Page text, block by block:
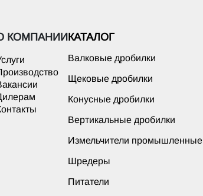
КОМПАНИИКАТАЛОГ
Валковые дробилки
Щековые дробилки
Конусные дробилки
Вертикальные дробилки
Измельчители промышленные
Шредеры
Питатели